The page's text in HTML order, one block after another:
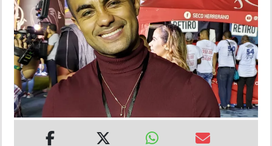
MUNDO
INSÓLITAS
MULTIMEDIA
IMPRESO